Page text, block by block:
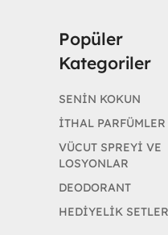
Popüler
Kategoriler
SENİN KOKUN
İTHAL PARFÜMLER
VÜCUT SPREYİ VE
LOSYONLAR
DEODORANT
HEDİYELİK SETLER